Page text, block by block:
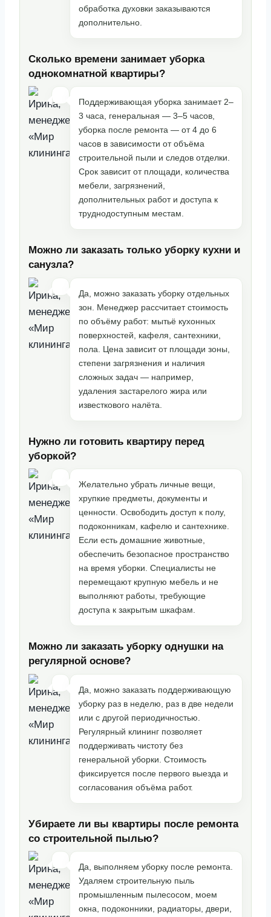
обработка духовки заказываются
дополнительно.
Сколько времени занимает уборка
однокомнатной квартиры?
Поддерживающая уборка занимает 2–
3 часа, генеральная — 3–5 часов,
уборка после ремонта — от 4 до 6
часов в зависимости от объёма
строительной пыли и следов отделки.
Срок зависит от площади, количества
мебели, загрязнений,
дополнительных работ и доступа к
труднодоступным местам.
Можно ли заказать только уборку кухни и
санузла?
Да, можно заказать уборку отдельных
зон. Менеджер рассчитает стоимость
по объёму работ: мытьё кухонных
поверхностей, кафеля, сантехники,
пола. Цена зависит от площади зоны,
степени загрязнения и наличия
сложных задач — например,
удаления застарелого жира или
известкового налёта.
Нужно ли готовить квартиру перед
уборкой?
Желательно убрать личные вещи,
хрупкие предметы, документы и
ценности. Освободить доступ к полу,
подоконникам, кафелю и сантехнике.
Если есть домашние животные,
обеспечить безопасное пространство
на время уборки. Специалисты не
перемещают крупную мебель и не
выполняют работы, требующие
доступа к закрытым шкафам.
Можно ли заказать уборку однушки на
регулярной основе?
Да, можно заказать поддерживающую
уборку раз в неделю, раз в две недели
или с другой периодичностью.
Регулярный клининг позволяет
поддерживать чистоту без
генеральной уборки. Стоимость
фиксируется после первого выезда и
согласования объёма работ.
Убираете ли вы квартиры после ремонта
со строительной пылью?
Да, выполняем уборку после ремонта.
Удаляем строительную пыль
промышленным пылесосом, моем
окна, подоконники, радиаторы, двери,